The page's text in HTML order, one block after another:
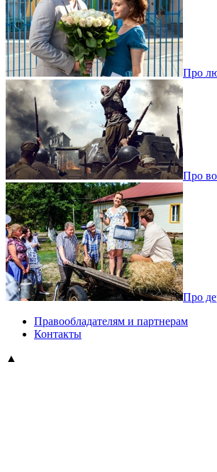
Про
Про
Про
Правообладателям и партнерам
Контакты
▲